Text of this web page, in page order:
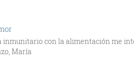
con la alimentación me
María